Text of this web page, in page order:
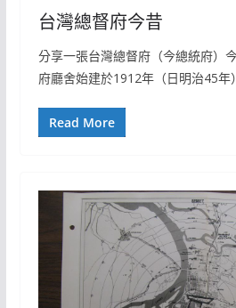
台灣總督府今昔
分享一張台灣總督府（今總統府）
府廳舍始建於1912年（日明治45年
Read More